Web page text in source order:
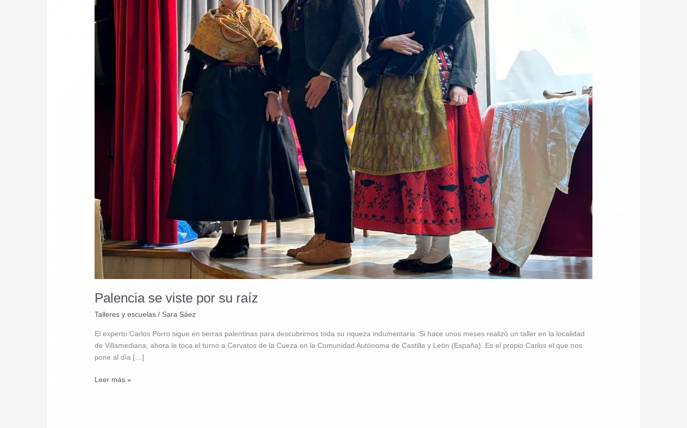
Palencia se viste por su raíz
Talleres y escuelas / Sara Sáez
El experto Carlos Porro sigue en tierras palentinas para descubrirnos toda su riqueza indumentaria. Si hace unos meses realizó un taller en la localidad
de Villamediana, ahora le toca el turno a Cervatos de la Cueza en la Comunidad Autónoma de Castilla y León (España). Es el propio Carlos el que nos
pone al día […]
Palencia
Leer más »